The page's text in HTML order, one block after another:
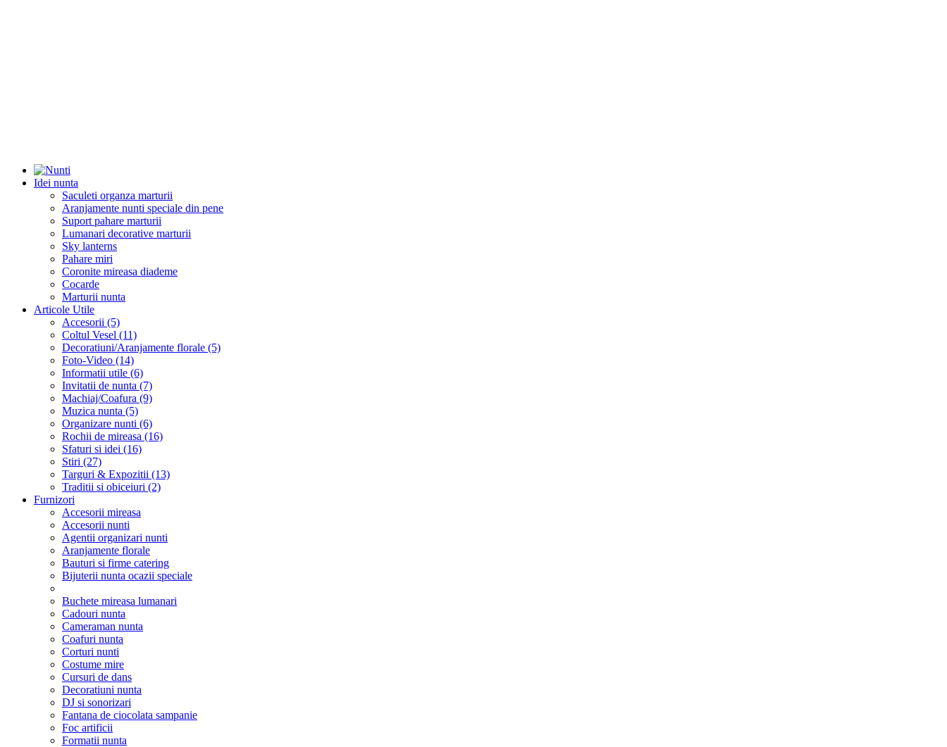
Idei nunta
Saculeti organza marturii
Aranjamente nunti speciale din pene
Suport pahare marturii
Lumanari decorative marturii
Sky lanterns
Pahare miri
Coronite mireasa diademe
Cocarde
Marturii nunta
Articole Utile
Accesorii (5)
Coltul Vesel (11)
Decoratiuni/Aranjamente florale (5)
Foto-Video (14)
Informatii utile (6)
Invitatii de nunta (7)
Machiaj/Coafura (9)
Muzica nunta (5)
Organizare nunti (6)
Rochii de mireasa (16)
Sfaturi si idei (16)
Stiri (27)
Targuri & Expozitii (13)
Traditii si obiceiuri (2)
Furnizori
Accesorii mireasa
Accesorii nunti
Agentii organizari nunti
Aranjamente florale
Bauturi si firme catering
Bijuterii nunta ocazii speciale
Buchete mireasa lumanari
Cadouri nunta
Cameraman nunta
Coafuri nunta
Corturi nunti
Costume mire
Cursuri de dans
Decoratiuni nunta
DJ si sonorizari
Fantana de ciocolata sampanie
Foc artificii
Formatii nunta